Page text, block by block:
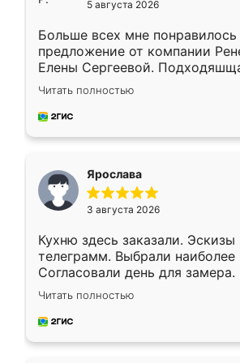
5 августа 2026
Больше всех мне понравилось
предложение от компании
Елены Сергеевой.
короткие сроки
для замера сотрудник
предложил по моему эскизу
Читать полностью
Ярослава
3 августа 2026
Кухню здесь заказали. Эскизы
телеграмм. Выбрали
Согласовали день для замера.
недели кухня была уже готова.
довольны работой. Спасибо
мебель за качественную работу!
Читать полностью